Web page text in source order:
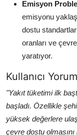
Emisyon
emisyonu
dostu
oranları ve
yaratıyor.
Kullanıcı
"Yakıt tüketimi ilk
başladı. Özellikle
yüksek değerlere
çevre dostu